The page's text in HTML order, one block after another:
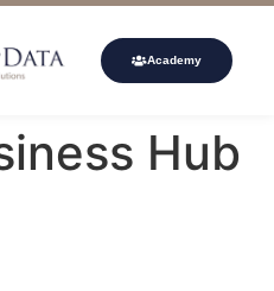
Academy
Hub